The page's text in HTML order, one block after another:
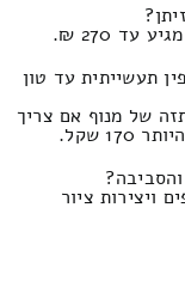
תעשייתית עד טון
של מנוף אם צריך
ויצירות ציור